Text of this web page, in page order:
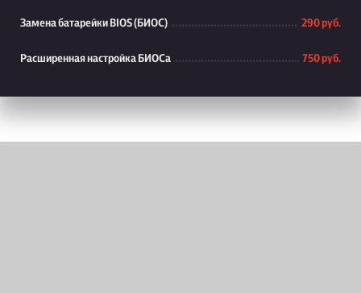
Замена батарейки BIOS (БИОС) 290 руб.
Расширенная настройка БИОСа 750 руб.